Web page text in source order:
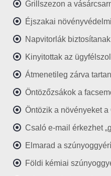
Grillszezon a
Éjszakai
Napvitorlák
Kinyitottak az
Átmenetileg zárva
Öntözőzsákok a
Öntözik a növényeket
Csaló e-mail érkezhet
Elmarad a
Földi kémiai